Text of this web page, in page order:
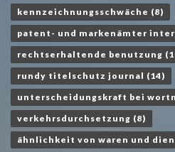
kennzeichnungsschwäche (8)
patent- und markenämter
rechtserhaltende benutzung
rundy titelschutz journal (14)
unterscheidungskraft bei
verkehrsdurchsetzung (8)
ähnlichkeit von waren und